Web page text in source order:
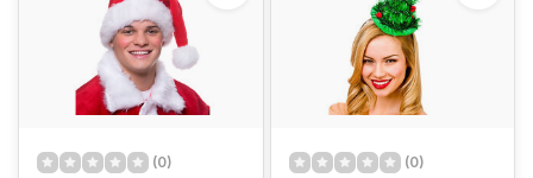
(0) (0)